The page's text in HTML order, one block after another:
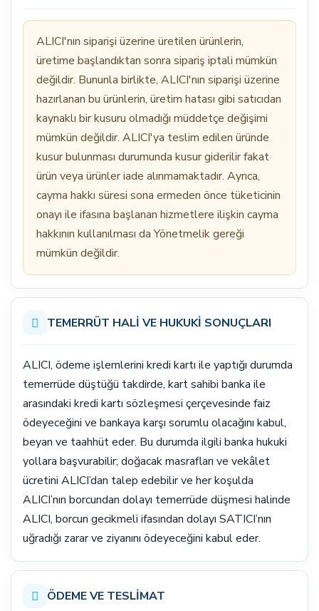
ALICI'nın siparişi üzerine üretilen ürünlerin,
üretime başlandıktan sonra sipariş iptali mümkün
değildir. Bununla birlikte, ALICI'nın siparişi üzerine
hazırlanan bu ürünlerin, üretim hatası gibi satıcıdan
kaynaklı bir kusuru olmadığı müddetçe değişimi
mümkün değildir. ALICI'ya teslim edilen üründe
kusur bulunması durumunda kusur giderilir fakat
ürün veya ürünler iade alınmamaktadır. Ayrıca,
cayma hakkı süresi sona ermeden önce tüketicinin
onayı ile ifasına başlanan hizmetlere ilişkin cayma
hakkının kullanılması da Yönetmelik gereği
mümkün değildir.
TEMERRÜT HALİ VE HUKUKİ SONUÇLARI
ALICI, ödeme işlemlerini kredi kartı ile yaptığı durumda
temerrüde düştüğü takdirde, kart sahibi banka ile
arasındaki kredi kartı sözleşmesi çerçevesinde faiz
ödeyeceğini ve bankaya karşı sorumlu olacağını kabul,
beyan ve taahhüt eder. Bu durumda ilgili banka hukuki
yollara başvurabilir; doğacak masrafları ve vekâlet
ücretini ALICI’dan talep edebilir ve her koşulda
ALICI’nın borcundan dolayı temerrüde düşmesi halinde
ALICI, borcun gecikmeli ifasından dolayı SATICI’nın
uğradığı zarar ve ziyanını ödeyeceğini kabul eder.
ÖDEME VE TESLİMAT